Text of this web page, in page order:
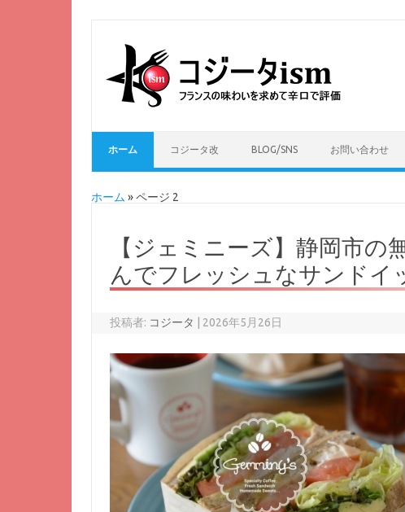
ホーム コジータ改 BLOG/SNS お問い合わせ
ホーム »ページ 2
【ジェミニーズ】静岡市の
んでフレッシュなサンドイ
投稿者: コジータ 2026年5月26日